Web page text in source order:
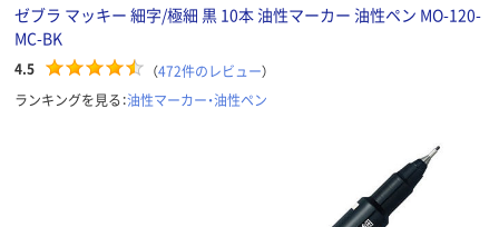
ゼブラ マッキー 細字/極細 黒 10本 油性マーカー 油性ペン MO-120-
MC-BK
4.5 （472件のレビュー）
ランキングを見る：油性マーカー・油性ペン